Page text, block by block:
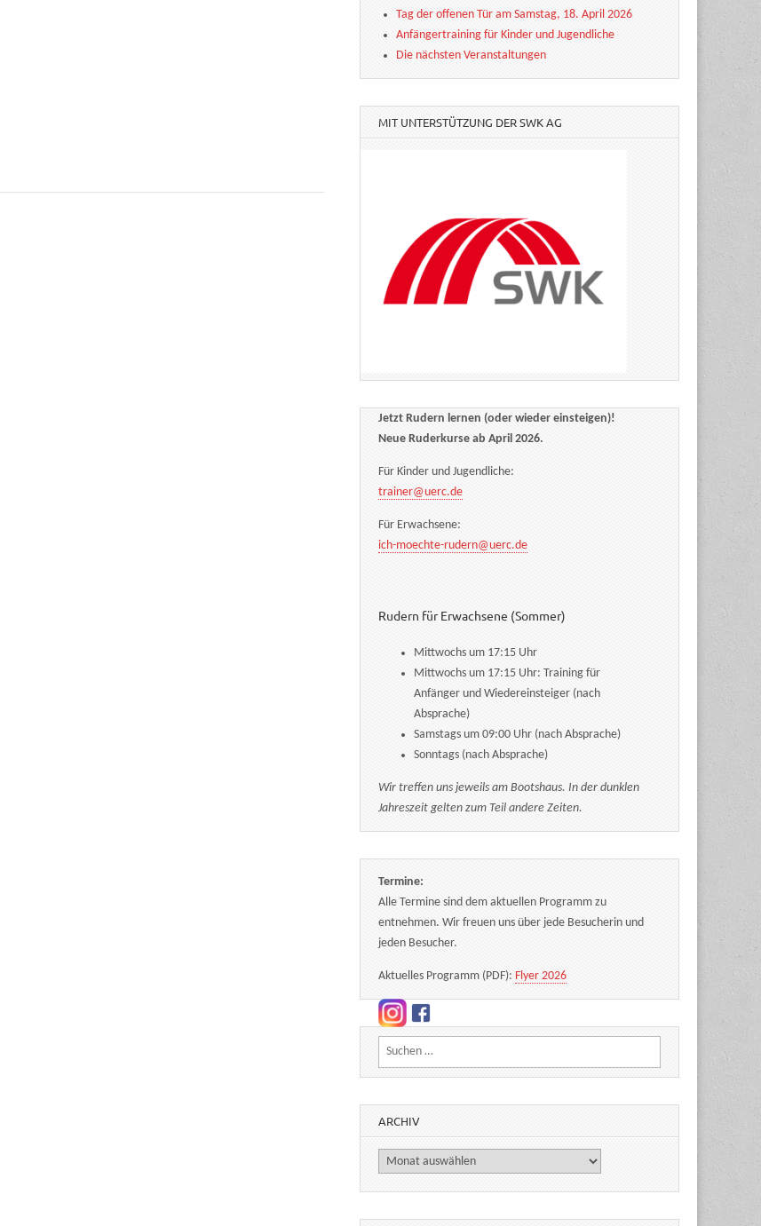
Tag der offenen Tür am Samstag, 18. April 2026
Anfängertraining für Kinder und Jugendliche
Die nächsten Veranstaltungen
MIT UNTERSTÜTZUNG DER SWK AG
Jetzt Rudern lernen (oder wieder einsteigen)!
Neue Ruderkurse ab April 2026.
Für Kinder und Jugendliche:
trainer@uerc.de
Für Erwachsene:
ich-moechte-rudern@uerc.de
Rudern für Erwachsene (Sommer)
Mittwochs um 17:15 Uhr
Mittwochs um 17:15 Uhr: Training für
Anfänger und Wiedereinsteiger (nach
Absprache)
Samstags um 09:00 Uhr (nach Absprache)
Sonntags (nach Absprache)
Wir treffen uns jeweils am Bootshaus. In der dunklen
Jahreszeit gelten zum Teil andere Zeiten.
Termine:
Alle Termine sind dem aktuellen Programm zu
entnehmen. Wir freuen uns über jede Besucherin und
jeden Besucher.
Aktuelles Programm (PDF):Flyer 2026
Suchen nach:
ARCHIV
Archiv